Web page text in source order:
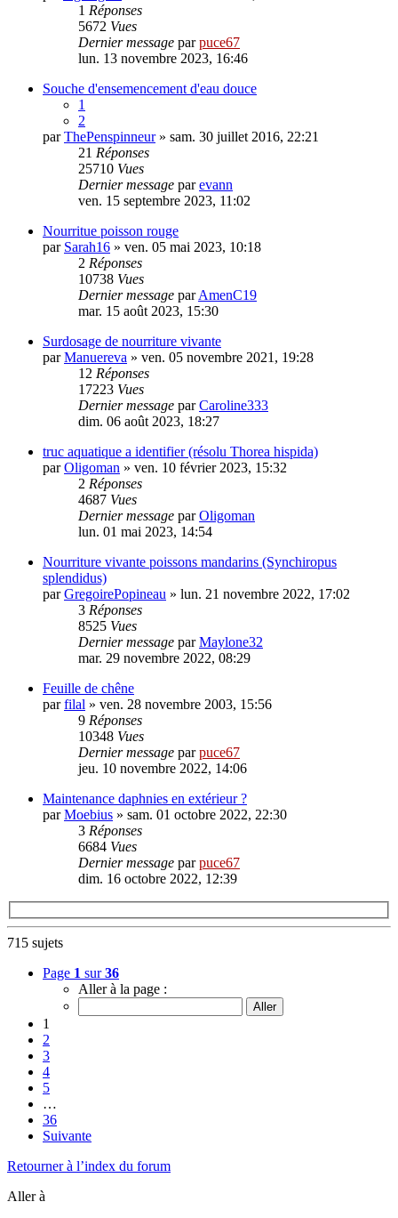
1 Réponses
5672 Vues
Dernier message parpuce67
lun. 13 novembre 2023, 16:46
Souche d'ensemencement d'eau douce
1
2
parThePenspinneur» sam. 30 juillet 2016, 22:21
21 Réponses
25710 Vues
Dernier message parevann
ven. 15 septembre 2023, 11:02
Nourritue poisson rouge
par Sarah16 » ven. 05 mai 2023, 10:18
2 Réponses
10738 Vues
Dernier message parAmenC19
mar. 15 août 2023, 15:30
Surdosage de nourriture vivante
parManuereva » ven. 05 novembre 2021, 19:28
12 Réponses
17223 Vues
Dernier message parCaroline333
dim. 06 août 2023, 18:27
truc aquatique a identifier (résolu Thorea hispida)
parOligoman » ven. 10 février 2023, 15:32
2 Réponses
4687 Vues
Dernier message parOligoman
lun. 01 mai 2023, 14:54
Nourriture vivante poissons mandarins (Synchiropus
splendidus)
parGregoirePopineau » lun. 21 novembre 2022, 17:02
3 Réponses
8525 Vues
Dernier message parMaylone32
mar. 29 novembre 2022, 08:29
Feuille de chêne
parfilal » ven. 28 novembre 2003, 15:56
9 Réponses
10348 Vues
Dernier message parpuce67
jeu. 10 novembre 2022, 14:06
Maintenance daphnies en extérieur ?
parMoebius » sam. 01 octobre 2022, 22:30
3 Réponses
6684 Vues
Dernier message parpuce67
dim. 16 octobre 2022, 12:39
715 sujets
Page 1 sur36
Aller à la page :
1
2
3
4
5
…
36
Suivante
Retourner à l’index du forum
Aller à